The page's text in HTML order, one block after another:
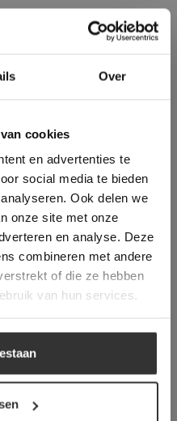
Over
cookies
en advertenties te
social media te bieden
Ook delen we
onze site met onze
en analyse. Deze
combineren met andere
of die ze hebben
van hun services.
op Trustpilot
offerte
maakt
cookies.
deleted and is no
contact the website
cookies om de
verbeteren. Door
website geeft u
alle cookies in
cookiebeleid.Lees